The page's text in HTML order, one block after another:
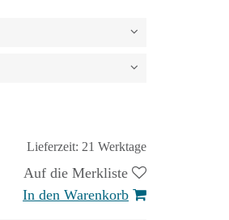
Lieferzeit: 21 Werktage
Auf die Merkliste
In den Warenkorb